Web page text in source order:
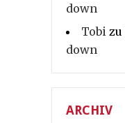
down
Tobi zu
down
ARCHIV